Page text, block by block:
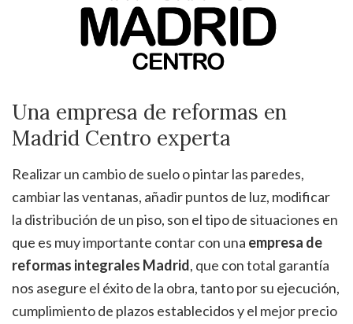
Una empresa de reformas en
Madrid Centro experta
Realizar un cambio de suelo o pintar las paredes,
cambiar las ventanas, añadir puntos de luz, modificar
la distribución de un piso, son el tipo de situaciones en
que es muy importante contar con una empresa de
reformas integrales Madrid, que con total garantía
nos asegure el éxito de la obra, tanto por su ejecución,
cumplimiento de plazos establecidos y el mejor precio